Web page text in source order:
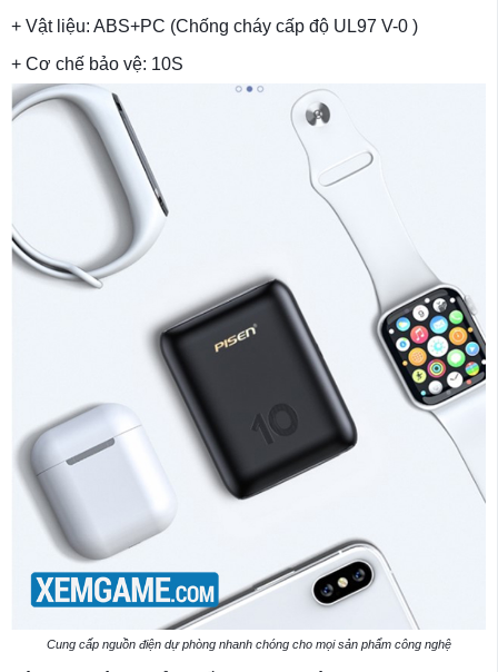
+ Vật liệu: ABS+PC (Chống cháy cấp độ UL97 V-0 )
+ Cơ chế bảo vệ: 10S
Cung cấp nguồn điện dự phòng nhanh chóng cho mọi sản phẩm công nghệ